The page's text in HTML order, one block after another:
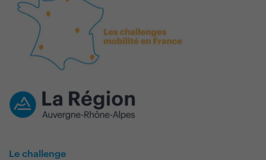
Le challenge